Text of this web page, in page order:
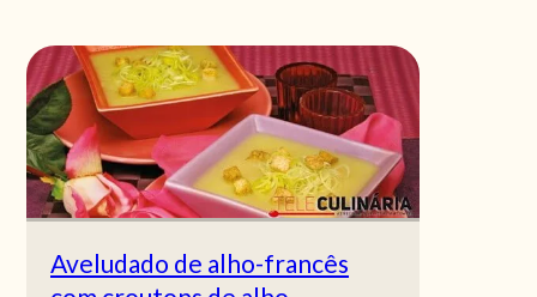
Aveludado de alho-francês